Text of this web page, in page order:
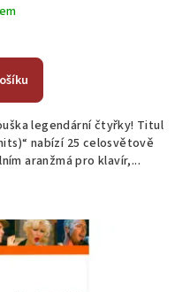
legendární čtyřky! Titul
nabízí 25 celosvětově
aranžmá pro klavír,...